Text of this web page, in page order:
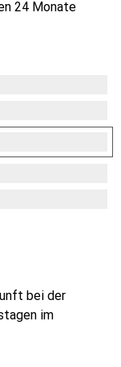
24 Monate
bei der
im